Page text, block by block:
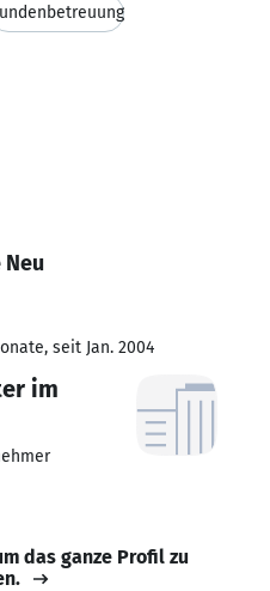
seit Jan. 2004
im
das ganze Profil zu